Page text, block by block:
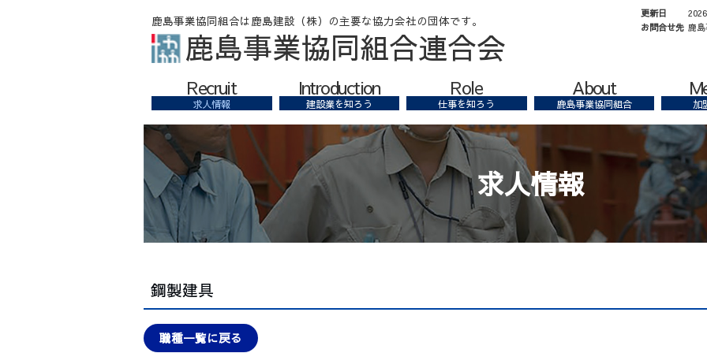
鹿島事業協同組合連合会
更新日
お問合せ先 鹿
Recruit
求人情報
Introduction
建設業を知ろう
Role
仕事を知ろう
About
鹿島事業協同組合 加
求人情報
鋼製建具
職種一覧に戻る